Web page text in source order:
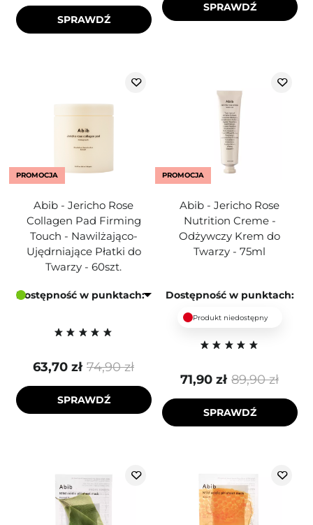
SPRAWDŹ
SPRAWDŹ
PROMOCJA
Abib - Jericho Rose
Collagen Pad Firming
Touch - Nawilżająco-
Ujędrniające Płatki do
Twarzy - 60szt.
Dostępność w punktach:
74,90 zł
63,70 zł
SPRAWDŹ
PROMOCJA
Abib - Jericho Rose
Nutrition Creme -
Odżywczy Krem do
Twarzy - 75ml
Dostępność w punktach:
Produkt niedostępny
89,90 zł
71,90 zł
SPRAWDŹ